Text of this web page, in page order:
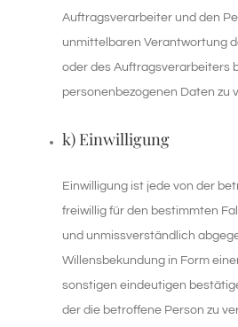
Auftragsverarbeiter und den
unmittelbaren Verantwortung
oder des Auftragsverarbeiters
personenbezogenen Daten zu
k) Einwilligung
Einwilligung ist jede von der
freiwillig für den bestimmten
und unmissverständlich
Willensbekundung in Form
sonstigen eindeutigen
der die betroffene Person zu